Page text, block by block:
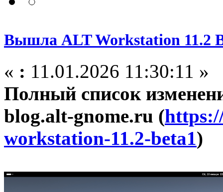
Вышла ALT Workstation 11.2
« : 11.01.2026 11:30:11 »
Полный список
blog.alt-gnome.ru (
workstation-11.2-beta1)